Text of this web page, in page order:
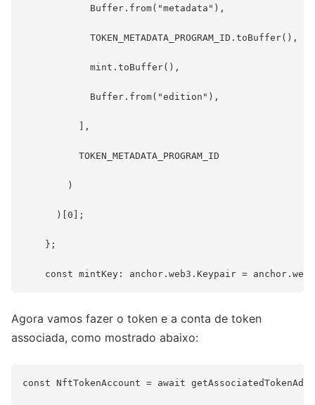
Buffer.from("metadata"),
TOKEN_METADATA_PROGRAM_ID.toBuffer(),
mint.toBuffer(),
Buffer.from("edition"),
],
TOKEN_METADATA_PROGRAM_ID
)
)[0];
};
Agora vamos fazer o token e a conta de token
associada, como mostrado abaixo:
const NftTokenAccount = await